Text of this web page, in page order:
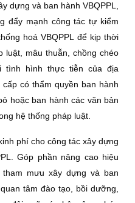
dựng và ban hành VBQPPL,
đẩy mạnh công tác tự kiểm
hoá VBQPPL để kịp thời
luật, mâu thuẫn, chồng chéo
tình hình thực tiễn của địa
có thẩm quyền ban hành
hoặc ban hành các văn bản
hệ thống pháp luật.
phí cho công tác xây dựng
Góp phần nâng cao hiệu
mưu xây dựng và ban
tâm đào tạo, bồi dưỡng,